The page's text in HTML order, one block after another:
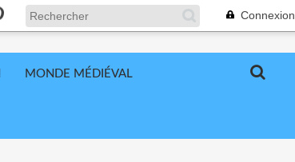
Connexion
MONDE MÉDIÉVAL